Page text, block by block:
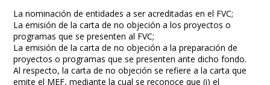
La nominación de entidades a ser acreditadas en el FVC;
La emisión de la carta de no objeción a los proyectos o
programas que se presenten al FVC;
La emisión de la carta de no objeción a la preparación de
proyectos o programas que se presenten ante dicho fondo.
Al respecto, la carta de no objeción se refiere a la carta que
emite el MEF, mediante la cual se reconoce que (i) el